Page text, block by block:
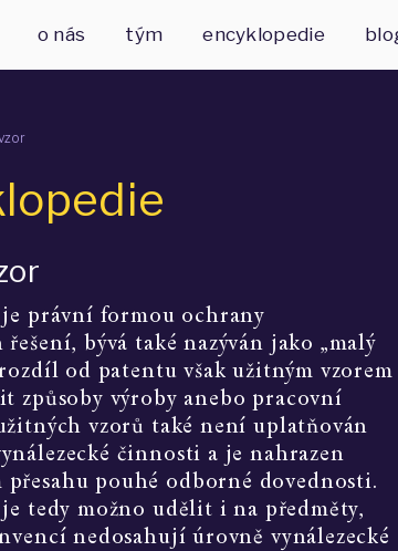
o nás tým encyklopedie
právní formou ochrany
bývá také nazýván jako „malý
rozdíl od patentu však užitným
způsoby výroby anebo pracovní
vzorů také není uplatňován
činnosti a je nahrazen
přesahu pouhé odborné dovednosti.
tedy možno udělit i na předměty,
nedosahují úrovně vynálezecké